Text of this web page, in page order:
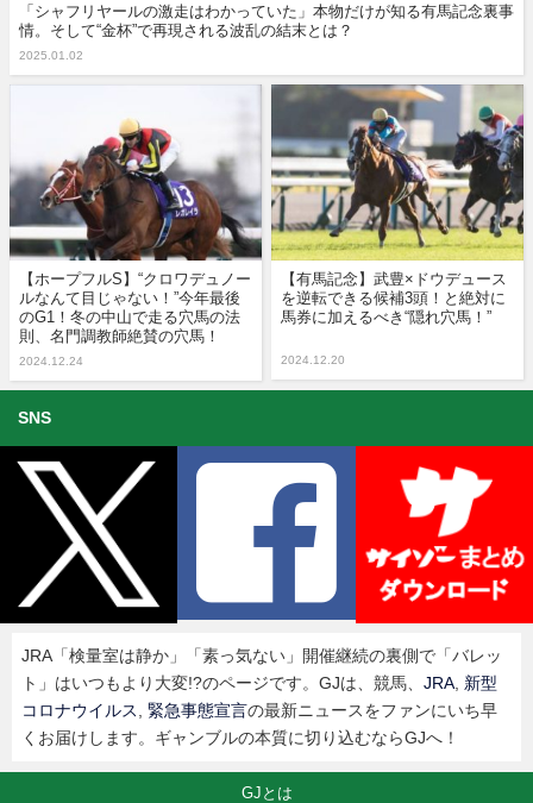
「シャフリヤールの激走はわかっていた」本物だけが知る有馬記念裏事
情。そして“金杯”で再現される波乱の結末とは？
2025.01.02
【ホープフルS】“クロワデュノー
ルなんて目じゃない！”今年最後
のG1！冬の中山で走る穴馬の法
則、名門調教師絶賛の穴馬！
2024.12.24
【有馬記念】武豊×ドウデュース
を逆転できる候補3頭！と絶対に
馬券に加えるべき“隠れ穴馬！”
2024.12.20
SNS
JRA「検量室は静か」「素っ気ない」開催継続の裏側で「バレッ
ト」はいつもより大変!?のページです。GJは、競馬、 JRA, 新型
コロナウイルス, 緊急事態宣言の最新ニュースをファンにいち早
くお届けします。ギャンブルの本質に切り込むならGJへ！
GJとは